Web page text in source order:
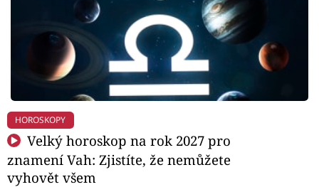
HOROSKOPY
Velký horoskop na rok 2027 pro
znamení Vah: Zjistíte, že nemůžete
vyhovět všem